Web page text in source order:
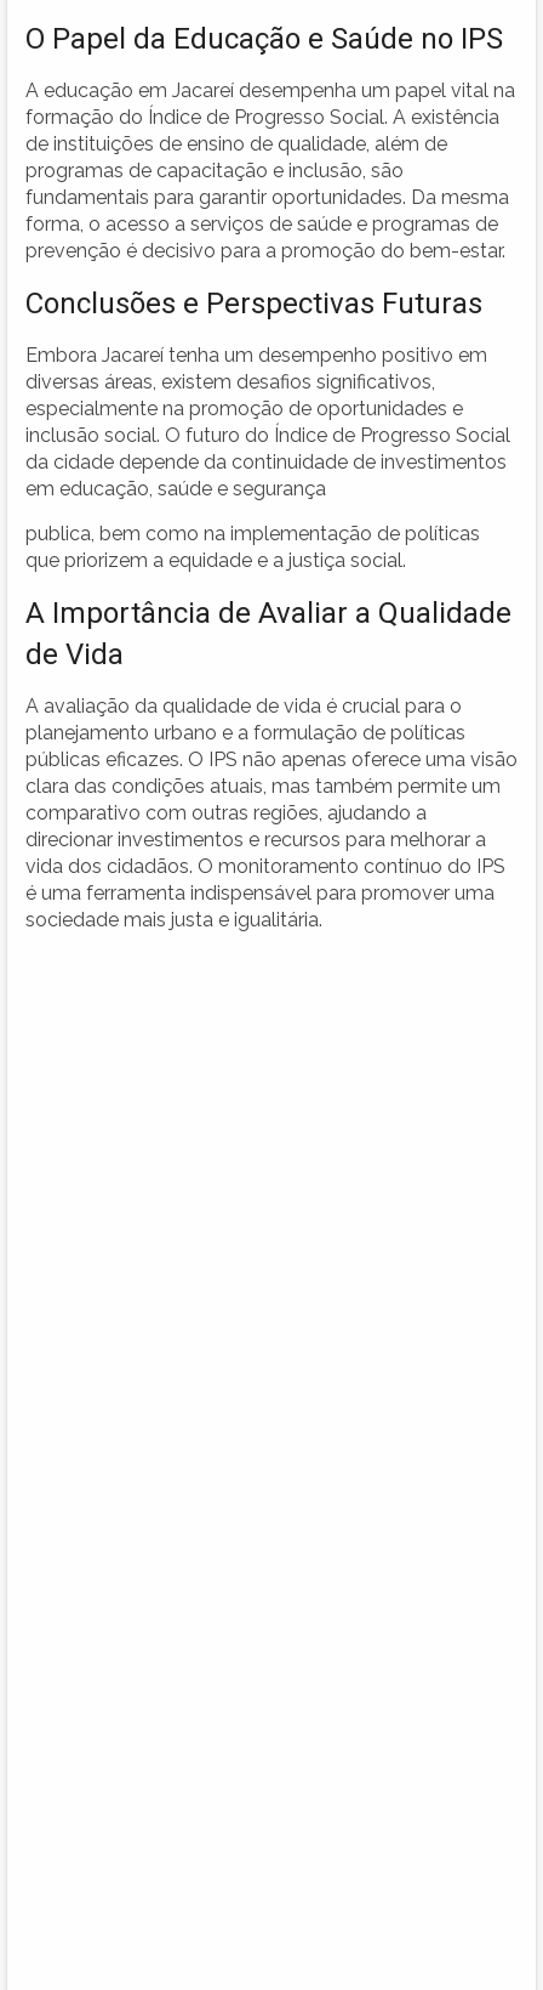
O Papel da Educação e Saúde no IPS
A educação em Jacareí desempenha um papel vital na
formação do Índice de Progresso Social. A existência
de instituições de ensino de qualidade, além de
programas de capacitação e inclusão, são
fundamentais para garantir oportunidades. Da mesma
forma, o acesso a serviços de saúde e programas de
prevenção é decisivo para a promoção do bem-estar.
Conclusões e Perspectivas Futuras
Embora Jacareí tenha um desempenho positivo em
diversas áreas, existem desafios significativos,
especialmente na promoção de oportunidades e
inclusão social. O futuro do Índice de Progresso Social
da cidade depende da continuidade de investimentos
em educação, saúde e segurança
publica, bem como na implementação de políticas
que priorizem a equidade e a justiça social.
A Importância de Avaliar a Qualidade
de Vida
A avaliação da qualidade de vida é crucial para o
planejamento urbano e a formulação de políticas
públicas eficazes. O IPS não apenas oferece uma visão
clara das condições atuais, mas também permite um
comparativo com outras regiões, ajudando a
direcionar investimentos e recursos para melhorar a
vida dos cidadãos. O monitoramento contínuo do IPS
é uma ferramenta indispensável para promover uma
sociedade mais justa e igualitária.